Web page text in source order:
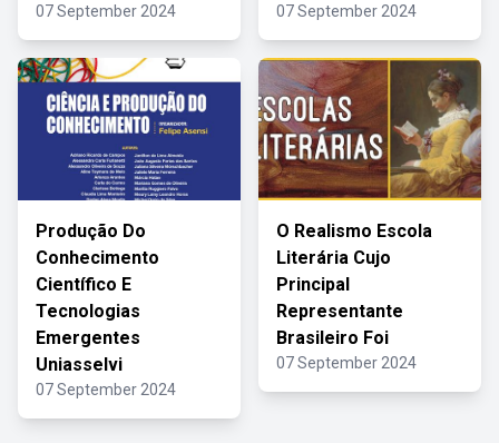
07 September 2024 07 September 2024
Produção Do
Conhecimento
Científico E
Tecnologias
Emergentes
Uniasselvi
07 September 2024
O Realismo Escola
Literária Cujo
Principal
Representante
Brasileiro Foi
07 September 2024